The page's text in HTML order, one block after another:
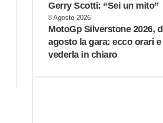
Gerry Scotti: “Sei un mito”
8 Agosto 2026
MotoGp Silverstone 2026,
agosto la gara: ecco orari
vederla in chiaro